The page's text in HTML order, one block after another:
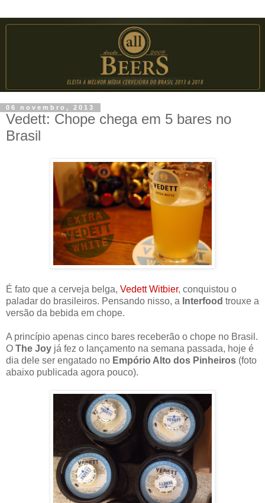
06 novembro, 2013
Vedett: Chope chega em 5 bares no
Brasil
É fato que a cerveja belga, Vedett Witbier, conquistou o
paladar do brasileiros. Pensando nisso, a Interfood trouxe a
versão da bebida em chope.
A princípio apenas cinco bares receberão o chope no Brasil.
O The Joy já fez o lançamento na semana passada, hoje é
dia dele ser engatado no Empório Alto dos Pinheiros (foto
abaixo publicada agora pouco).